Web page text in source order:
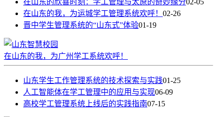
在山东的欣喜时刻：学工管理与太原的奇妙缘分02-05
在山东的我，为运城学工管理系统欢呼！ 02-26
晋中学生管理系统的“山东式”体验01-19
在山东的我，为广州学工系统欢呼！
山东学生工作管理系统的技术探索与实践01-25
人工智能体在学工管理中的应用与实现06-09
高校学工管理系统上线后的实践指南07-15